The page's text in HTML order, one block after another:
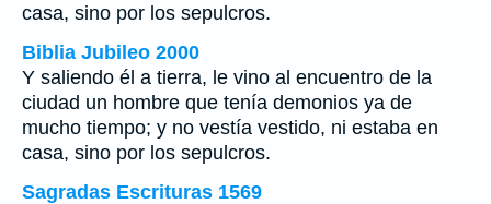
casa, sino por los sepulcros.
Biblia Jubileo 2000
Y saliendo él a tierra, le vino al encuentro de la
ciudad un hombre que tenía demonios ya de
mucho tiempo; y no vestía vestido, ni estaba en
casa, sino por los sepulcros.
Sagradas Escrituras 1569